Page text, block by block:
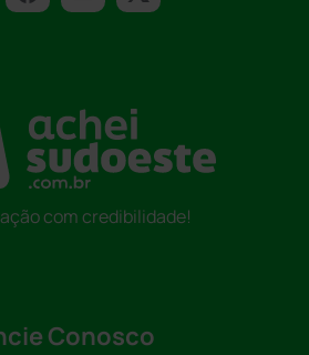
com credibilidade!
Conosco